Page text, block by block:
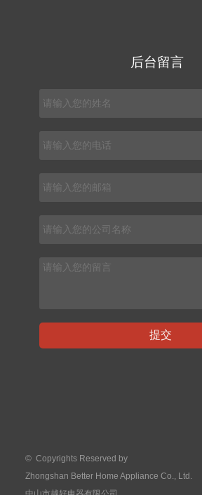
后台留言
提交
© Copyrights Reserved by
Zhongshan Better Home Appliance Co., Ltd.